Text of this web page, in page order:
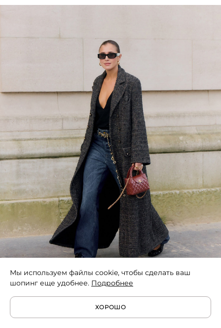
@janneaunan
Мы используем файлы cookie, чтобы сделать ваш
шопинг еще удобнее. Подробнее
ХОРОШО